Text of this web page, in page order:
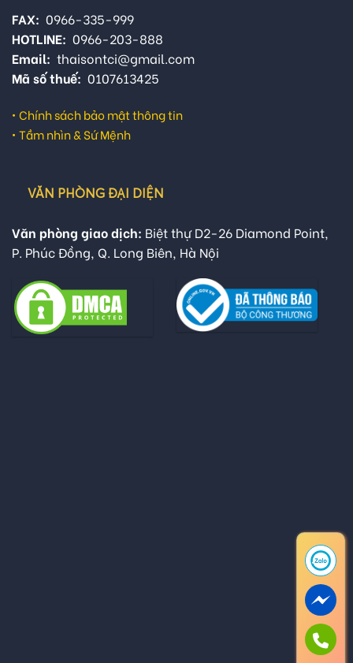
FAX: 0966-335-999
HOTLINE: 0966-203-888
Email: thaisontci@gmail.com
Mã số thuế: 0107613425
• Chính sách bảo mật thông tin
• Tầm nhìn & Sứ Mệnh
VĂN PHÒNG ĐẠI DIỆN
Văn phòng giao dịch: Biệt thự D2-26 Diamond Point,
P. Phúc Đồng, Q. Long Biên, Hà Nội